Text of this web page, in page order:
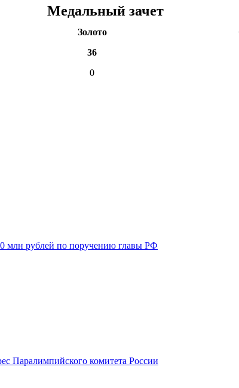
Медальный зачет
Золото
36
0
млн рублей по поручению главы РФ
Паралимпийского комитета России